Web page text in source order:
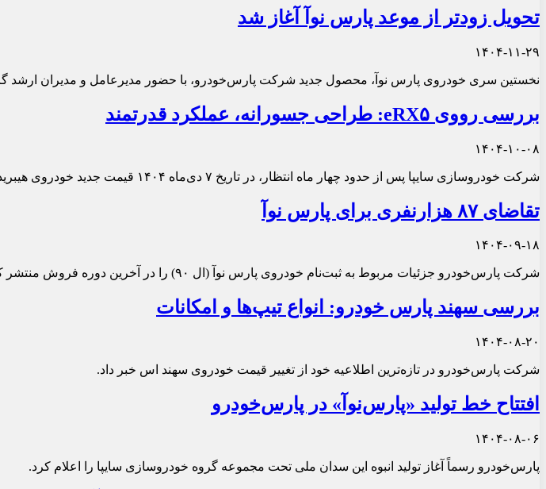
تحویل زودتر از موعد پارس نوآ آغاز شد
۱۴۰۴-۱۱-۲۹
نخستین سری خودروی پارس نوآ، محصول جدید شرکت پارس‌خودرو، با حضور مدیرعامل و مدیران ارشد
بررسی رووی eRX۵: طراحی جسورانه، عملکرد قدرتمند
۱۴۰۴-۱۰-۰۸
شرکت خودروسازی سایپا پس از حدود چهار ماه انتظار، در تاریخ ۷ دی‌ماه ۱۴۰۴ قیمت جدید خودروی هیبریدی وارداتی رووی eRX5 را اعلام کرد.
تقاضای ۸۷ هزارنفری برای پارس نوآ
۱۴۰۴-۰۹-۱۸
شرکت پارس‌خودرو جزئیات مربوط به ثبت‌نام خودروی پارس نوآ (ال ۹۰) را در آخرین دوره فروش منتشر کرد.
بررسی سهند پارس خودرو: انواع تیپ‌ها و امکانات
۱۴۰۴-۰۸-۲۰
شرکت پارس‌خودرو در تازه‌ترین اطلاعیه خود از تغییر قیمت خودروی سهند اس خبر داد.
افتتاح خط تولید «پارس‌نوآ» در پارس‌خودرو
۱۴۰۴-۰۸-۰۶
پارس‌خودرو رسماً آغاز تولید انبوه این سدان ملی تحت مجموعه گروه خودروسازی سایپا را اعلام کرد.